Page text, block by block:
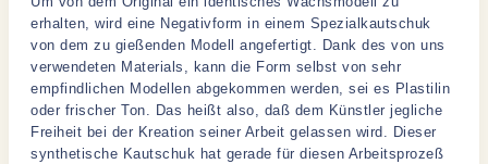
erhalten, wird eine Negativform in einem Spezialkautschuk
von dem zu gießenden Modell angefertigt. Dank des von uns
verwendeten Materials, kann die Form selbst von sehr
empfindlichen Modellen abgekommen werden, sei es Plastilin
oder frischer Ton. Das heißt also, daß dem Künstler jegliche
Freiheit bei der Kreation seiner Arbeit gelassen wird. Dieser
synthetische Kautschuk hat gerade für diesen Arbeitsprozeß